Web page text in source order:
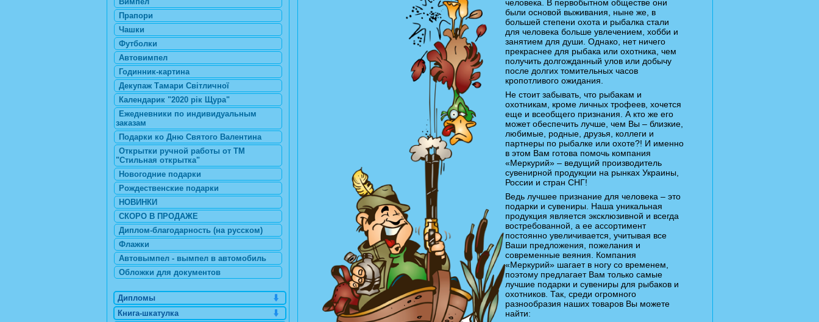
человека. В первобытном обществе они
были основой выживания, ныне же, в
большей степени охота и рыбалка стали
для человека больше увлечением, хобби и
занятием для души. Однако, нет ничего
прекраснее для рыбака или охотника, чем
получить долгожданный улов или добычу
после долгих томительных часов
кропотливого ожидания.
Не стоит забывать, что рыбакам и
охотникам, кроме личных трофеев, хочется
еще и всеобщего признания. А кто же его
может обеспечить лучше, чем Вы – близкие,
любимые, родные, друзья, коллеги и
партнеры по рыбалке или охоте?! И именно
в этом Вам готова помочь компания
«Меркурий» – ведущий производитель
сувенирной продукции на рынках Украины,
России и стран СНГ!
Ведь лучшее признание для человека – это
подарки и сувениры. Наша уникальная
продукция является эксклюзивной и всегда
востребованной, а ее ассортимент
постоянно увеличивается, учитывая все
Ваши предложения, пожелания и
современные веяния. Компания
«Меркурий» шагает в ногу со временем,
поэтому предлагает Вам только самые
лучшие подарки и сувениры для рыбаков и
охотников. Так, среди огромного
разнообразия наших товаров Вы можете
найти:
Прапори
Чашки
Футболки
Автовимпел
Годинник-картина
Декупаж Тамари Світличної
Календарик "2020 рік Щура"
Ежедневники по индивидуальным
заказам
Подарки ко Дню Святого Валентина
Открытки ручной работы от ТМ
"Стильная открытка"
Новогодние подарки
Рождественские подарки
НОВИНКИ
СКОРО В ПРОДАЖЕ
Диплом-благодарность (на русском)
Флажки
Автовымпел - вымпел в автомобиль
Обложки для документов
Дипломы
Книга-шкатулка